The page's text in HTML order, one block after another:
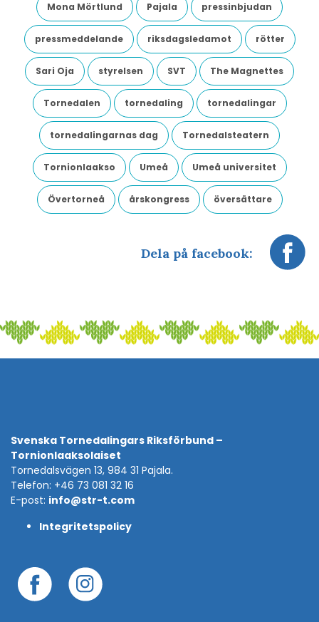
Mona Mörtlund Pajala pressinbjudan
pressmeddelande riksdagsledamot rötter
Sari Oja styrelsen SVT The Magnettes
Tornedalen tornedaling tornedalingar
tornedalingarnas dag Tornedalsteatern
Tornionlaakso Umeå Umeå universitet
Övertorneå årskongress översättare
Dela på facebook:
Svenska Tornedalingars Riksförbund –
Tornionlaaksolaiset
Tornedalsvägen 13, 984 31 Pajala.
Telefon: +46 73 081 32 16
E-post: info@str-t.com
Integritetspolicy